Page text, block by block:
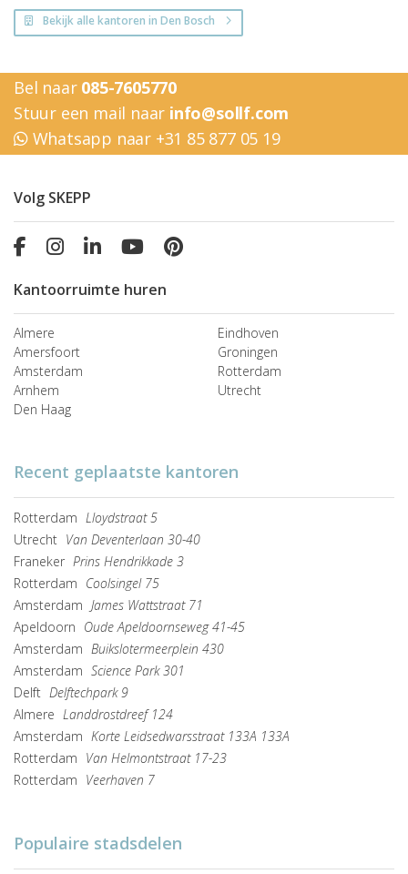
Bekijk alle kantoren in Den Bosch
Bel naar 085-7605770
Stuur een mail naar info@sollf.com
Whatsapp naar +31 85 877 05 19
Volg SKEPP
Kantoorruimte huren
Almere
Amersfoort
Amsterdam
Arnhem
Den Haag
Eindhoven
Groningen
Rotterdam
Utrecht
Recent geplaatste kantoren
Rotterdam Lloydstraat 5
Utrecht Van Deventerlaan 30-40
Franeker Prins Hendrikkade 3
Rotterdam Coolsingel 75
Amsterdam James Wattstraat 71
Apeldoorn Oude Apeldoornseweg 41-45
Amsterdam Buikslotermeerplein 430
Amsterdam Science Park 301
Delft Delftechpark 9
Almere Landdrostdreef 124
Amsterdam Korte Leidsedwarsstraat 133A 133A
Rotterdam Van Helmontstraat 17-23
Rotterdam Veerhaven 7
Populaire stadsdelen